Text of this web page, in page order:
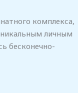
комплекса,
личным
бесконечно-